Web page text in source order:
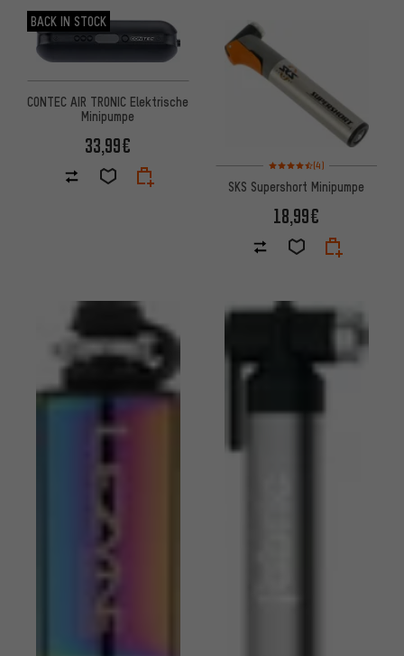
BACK IN STOCK
CONTEC AIR TRONIC Elektrische
Minipumpe
33,99€
Bewertungen: 4,5 von 5
(4)
SKS Supershort Minipumpe
18,99€